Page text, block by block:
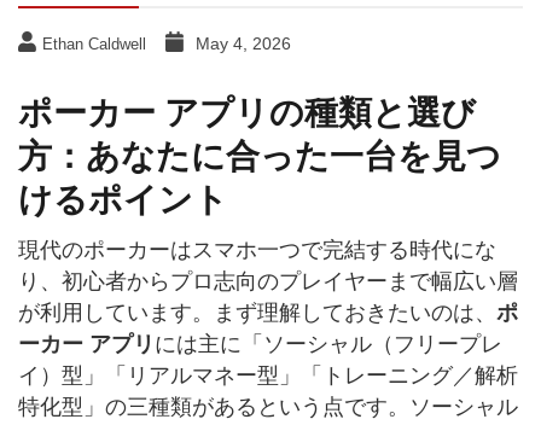
Ethan Caldwell May 4, 2026
ポーカー アプリの種類と選び
方：あなたに合った一台を見つ
けるポイント
現代のポーカーはスマホ一つで完結する時代にな
り、初心者からプロ志向のプレイヤーまで幅広い層
が利用しています。まず理解しておきたいのは、 ポ
ーカー アプリ には主に「ソーシャル（フリープレ
イ）型」「リアルマネー型」「トレーニング／解析
特化型」の三種類があるという点です。ソーシャル